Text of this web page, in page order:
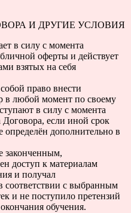
И ДРУГИЕ УСЛОВИЯ
в силу с момента
оферты и действует
взятых на себя
собой право внести
в любой момент по своему
в силу с момента
Договора, если иной срок
определён дополнительно в
законченным,
доступ к материалам
и получал
соответствии с выбранным
и не поступило претензий
обучения.